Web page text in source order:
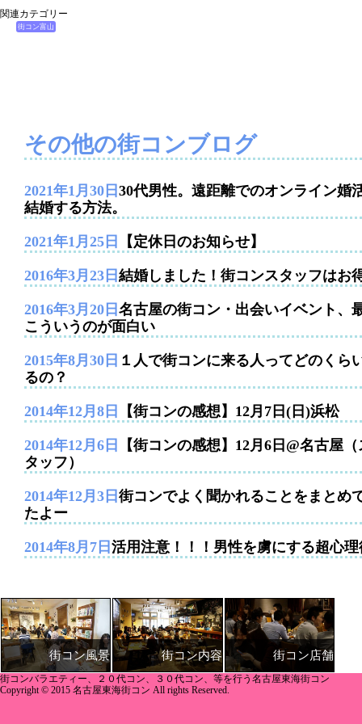
関連カテゴリー
街コン富山
その他の街コンブログ
2021年1月30日 30代男性。遠距離でのオンライン婚
結婚する方法。
2021年1月25日 【定休日のお知らせ】
2016年3月23日 結婚しました！街コンスタッフはお
2016年3月20日 名古屋の街コン・出会いイベント、
こういうのが面白い
2015年8月30日 １人で街コンに来る人ってどのくら
るの？
2014年12月8日 【街コンの感想】12月7日(日)浜松
2014年12月6日
【街コンの感想】12月6日@名古屋（
タッフ）
2014年12月3日 街コンでよく聞かれることをまとめ
たよー
2014年8月7日 活用注意！！！男性を虜にする超心理
街コン風景 街コン内容 街コン店舗
街コンバラエティー、２０代コン、３０代コン、等を行う名古屋東海街コン
Copyright © 2015 名古屋東海街コン All rights Reserved.